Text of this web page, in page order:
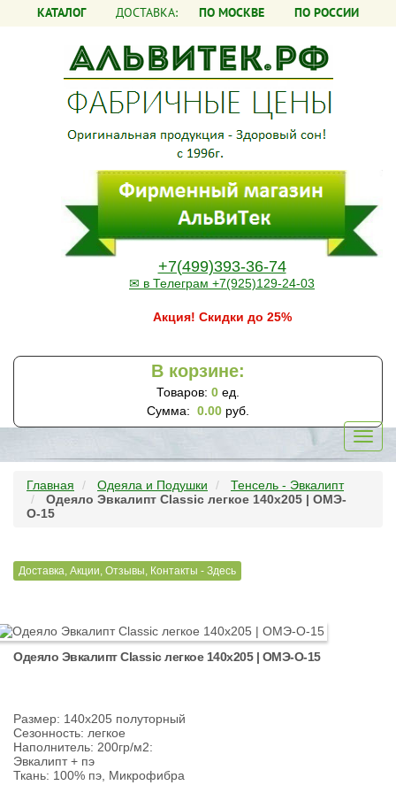
КАТАЛОГ ДОСТАВКА: ПО МОСКВЕ ПО РОССИИ
+7(499)393-36-74
✉ в Телеграм +7(925)129-24-03
Акция! Скидки до 25%
В корзине:
Товаров: 0 ед.
Сумма: 0.00 руб.
Главная Одеяла и Подушки
Тенсель - Эвкалипт
Одеяло Эвкалипт Classic легкое 140x205 | ОМЭ-
О-15
Доставка, Акции, Отзывы, Контакты - Здесь
Одеяло Эвкалипт Classic легкое 140x205 | ОМЭ-О-15
Размер: 140х205 полуторный
Сезонность: легкое
Наполнитель: 200гр/м2:
Эвкалипт + пэ
Ткань: 100% пэ, Микрофибра